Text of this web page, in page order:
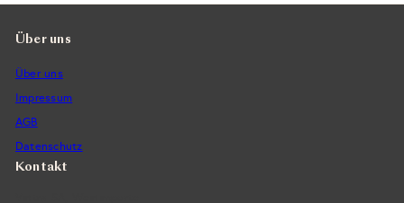
Über uns
Über uns
Impressum
AGB
Datenschutz
Kontakt